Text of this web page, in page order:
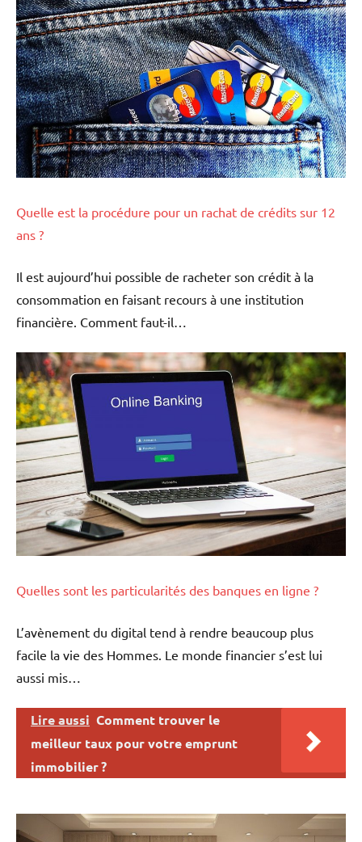
Quelle est la procédure pour un rachat de crédits sur 12
ans ?
Il est aujourd’hui possible de racheter son crédit à la
consommation en faisant recours à une institution
financière. Comment faut-il…
Quelles sont les particularités des banques en ligne ?
L’avènement du digital tend à rendre beaucoup plus
facile la vie des Hommes. Le monde financier s’est lui
aussi mis…
Lire aussi Comment trouver le
meilleur taux pour votre emprunt
immobilier ?